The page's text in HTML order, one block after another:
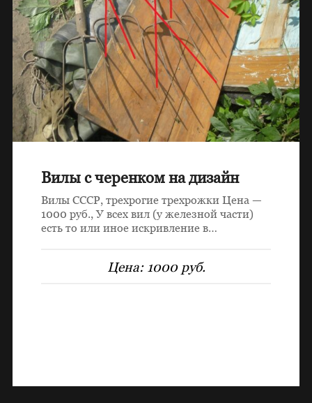
Вилы с черенком на дизайн
Вилы СССР, трехрогие трехрожки Цена —
1000 руб., У всех вил (у железной части)
есть то или иное искривление в…
Цена: 1000 руб.